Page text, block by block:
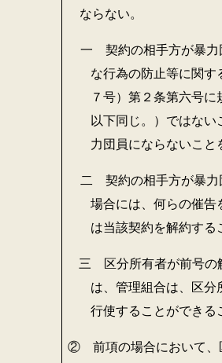
ならない。
一 契約の相手方が暴力
な行為の防止等に関
７号）第２条第六号
以下同じ。）ではな
力団員にならないこと
二 契約の相手方が暴力
場合には、何らの催告
は当該契約を解約する
三 区分所有者が前号の
は、管理組合は、区分
行使することができる
② 前項の場合において、